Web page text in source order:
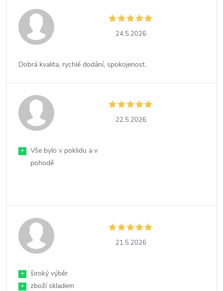
24.5.2026
Dobrá kvalita, rychlé dodání, spokojenost.
22.5.2026
+
Vše bylo v poklidu a v
pohodě
21.5.2026
+
široký výběr
+
zboží skladem